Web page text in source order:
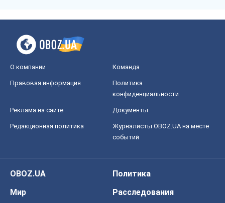
О компании Команда
Правовая информация
Политика
конфиденциальности
Реклама на сайте Документы
Редакционная политика
Журналисты OBOZ.UA на месте
событий
OBOZ.UA
Политика
Мир
Расследования